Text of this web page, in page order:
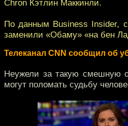
Chron Кэтлин Маккинли.
По данным Business Insider,
заменили «Обаму» «на бен
Телеканал CNN сообщил об
Неужели за такую смешную
могут поломать судьбу